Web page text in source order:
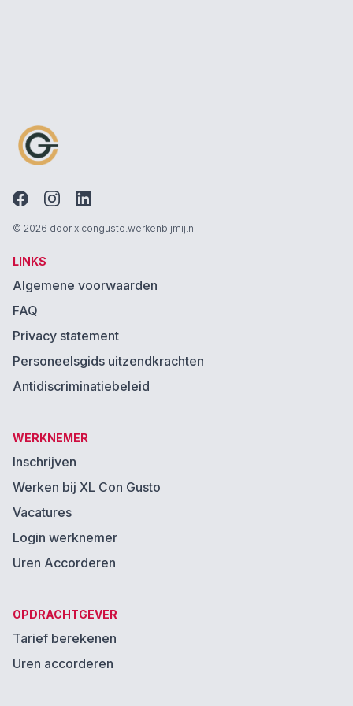
© 2026 door xlcongusto.werkenbijmij.nl
LINKS
Algemene voorwaarden
FAQ
Privacy statement
Personeelsgids uitzendkrachten
Antidiscriminatiebeleid
WERKNEMER
Inschrijven
Werken bij XL Con Gusto
Vacatures
Login werknemer
Uren Accorderen
OPDRACHTGEVER
Tarief berekenen
Uren accorderen